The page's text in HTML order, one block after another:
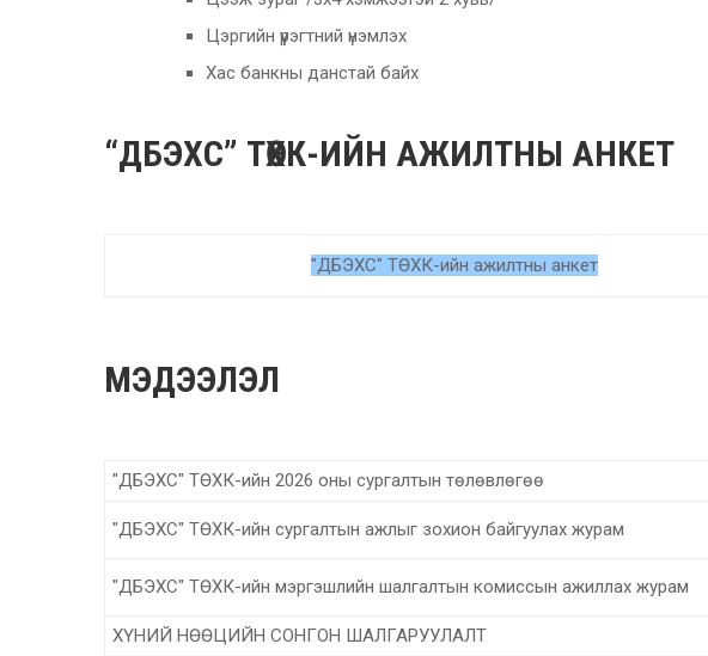
Цэргийн үүрэгтний үнэмлэх
Хас банкны данстай байх
“ДБЭХС” ТӨХК-ИЙН АЖИЛТНЫ АНКЕТ
"ДБЭХС" ТӨХК-ийн ажилтны анкет
МЭДЭЭЛЭЛ
"ДБЭХС" ТӨХК-ийн 2026 оны сургалтын төлөвлөгөө
"ДБЭХС" ТӨХК-ийн сургалтын ажлыг зохион байгуулах журам
"ДБЭХС" ТӨХК-ийн мэргэшлийн шалгалтын комиссын ажиллах журам
ХҮНИЙ НӨӨЦИЙН СОНГОН ШАЛГАРУУЛАЛТ